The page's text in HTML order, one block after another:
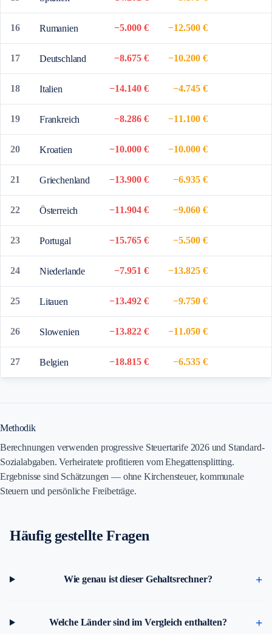
16 Rumanien −5.000 € −12.500 €
17 Deutschland −8.675 € −10.200 €
18 Italien −14.140 € −4.745 €
19 Frankreich −8.286 € −11.100 €
20 Kroatien −10.000 € −10.000 €
21 Griechenland −13.900 € −6.935 €
22 Österreich −11.904 € −9.060 €
23 Portugal −15.765 € −5.500 €
24 Niederlande −7.951 € −13.825 €
25 Litauen −13.492 € −9.750 €
26 Slowenien −13.822 € −11.050 €
27 Belgien −18.815 € −6.535 €
Methodik
Berechnungen verwenden progressive Steuertarife 2026 und Standard-
Sozialabgaben. Verheiratete profitieren vom Ehegattensplitting.
Ergebnisse sind Schätzungen — ohne Kirchensteuer, kommunale
Steuern und persönliche Freibeträge.
Häufig gestellte Fragen
Wie genau ist dieser Gehaltsrechner?
Welche Länder sind im Vergleich enthalten?